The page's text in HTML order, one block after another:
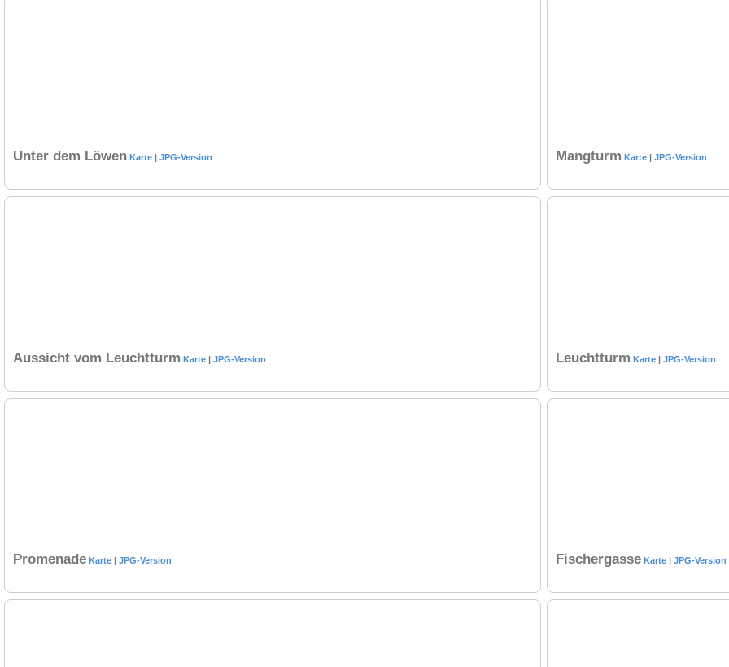
Unter dem Löwen Karte JPG-Version Mangturm Karte JPG-Version
Aussicht vom Leuchtturm Karte | JPG-Version Leuchtturm Karte | JPG-Version
Promenade Karte | JPG-Version Fischergasse Karte | JPG-Version